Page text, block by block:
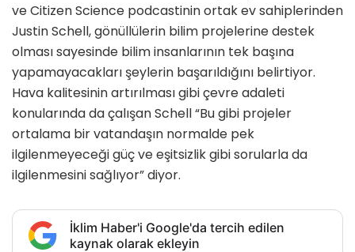
ve Citizen Science podcastinin ortak ev sahiplerinden
Justin Schell, gönüllülerin bilim projelerine destek
olması sayesinde bilim insanlarının tek başına
yapamayacakları şeylerin başarıldığını belirtiyor.
Hava kalitesinin artırılması gibi çevre adaleti
konularında da çalışan Schell “Bu gibi projeler
ortalama bir vatandaşın normalde pek
ilgilenmeyeceği güç ve eşitsizlik gibi sorularla da
ilgilenmesini sağlıyor” diyor.
İklim Haber'i Google'da tercih edilen
kaynak olarak ekleyin